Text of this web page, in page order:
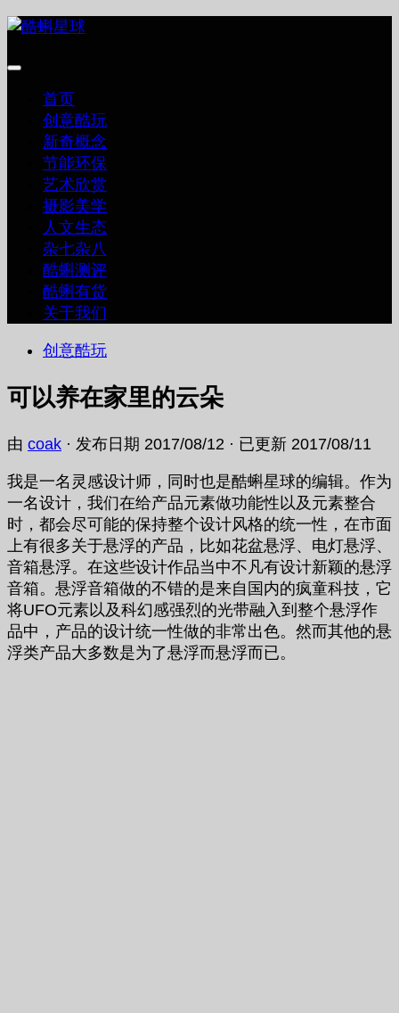
跳
内
首页
创意酷玩
新奇概念
节能环保
艺术欣赏
摄影美学
人文生态
杂七杂八
酷蝌测评
酷蝌有货
关于我们
创意酷玩
可以养在家里的云朵
由 coak · 发布日期 2017/08/12 · 已更新 2017/08/11
我是一名灵感设计师，同时也是酷蝌星球的编辑。作为
一名设计，我们在给产品元素做功能性以及元素整合
时，都会尽可能的保持整个设计风格的统一性，在市面
上有很多关于悬浮的产品，比如花盆悬浮、电灯悬浮、
音箱悬浮。在这些设计作品当中不凡有设计新颖的悬浮
音箱。悬浮音箱做的不错的是来自国内的疯童科技，它
将UFO元素以及科幻感强烈的光带融入到整个悬浮作
品中，产品的设计统一性做的非常出色。然而其他的悬
浮类产品大多数是为了悬浮而悬浮而已。